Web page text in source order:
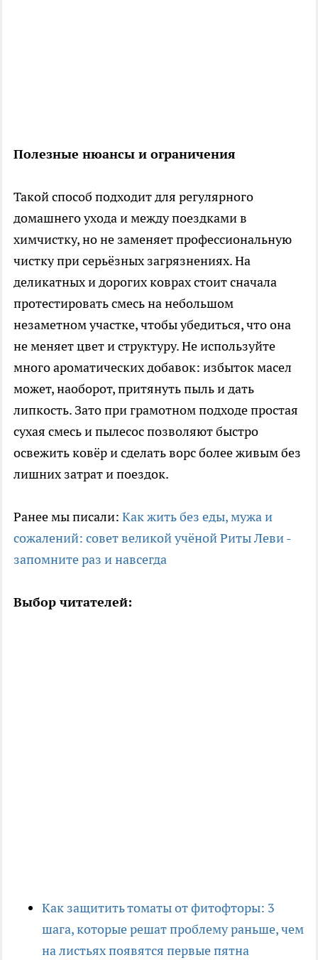
Полезные нюансы и ограничения
Такой способ подходит для регулярного
домашнего ухода и между поездками в
химчистку, но не заменяет профессиональную
чистку при серьёзных загрязнениях. На
деликатных и дорогих коврах стоит сначала
протестировать смесь на небольшом
незаметном участке, чтобы убедиться, что она
не меняет цвет и структуру. Не используйте
много ароматических добавок: избыток масел
может, наоборот, притянуть пыль и дать
липкость. Зато при грамотном подходе простая
сухая смесь и пылесос позволяют быстро
освежить ковёр и сделать ворс более живым без
лишних затрат и поездок.
Ранее мы писали: Как жить без еды, мужа и
сожалений: совет великой учёной Риты Леви -
запомните раз и навсегда
Выбор читателей:
Как защитить томаты от фитофторы: 3
шага, которые решат проблему раньше, чем
на листьях появятся первые пятна